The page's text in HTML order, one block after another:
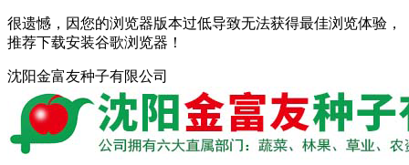
很遗憾，因您的浏览器版本过低导致无法获得最佳浏览体验，
推荐下载安装谷歌浏览器！
沈阳金富友种子有限公司